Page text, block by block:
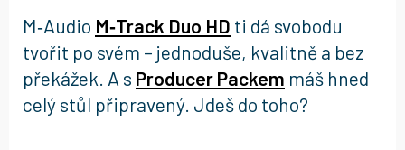
M‑Audio M‑Track Duo HD ti dá svobodu
tvořit po svém – jednoduše, kvalitně a bez
překážek. A s Producer Packem máš hned
celý stůl připravený. Jdeš do toho?